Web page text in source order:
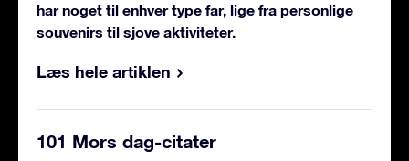
har noget til enhver type far, lige fra personlige
souvenirs til sjove aktiviteter.
Læs hele artiklen
101 Mors dag-citater